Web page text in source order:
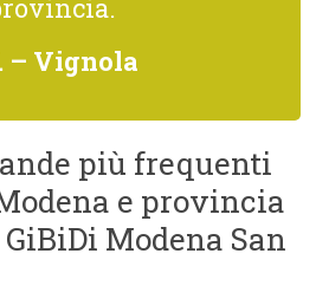
– Vignola
più frequenti
e provincia
Modena San